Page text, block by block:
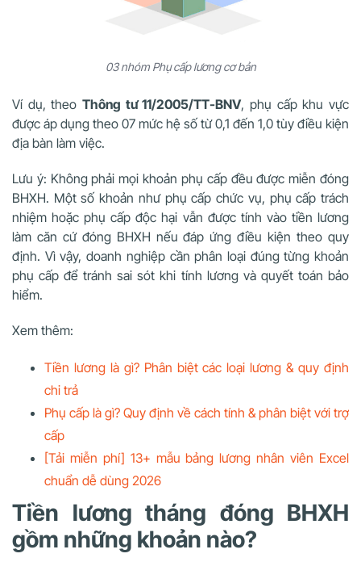
03 nhóm Phụ cấp lương cơ bản
Ví dụ, theo Thông tư 11/2005/TT-BNV, phụ cấp khu vực
được áp dụng theo 07 mức hệ số từ 0,1 đến 1,0 tùy điều kiện
địa bàn làm việc.
Lưu ý: Không phải mọi khoản phụ cấp đều được miễn đóng
BHXH. Một số khoản như phụ cấp chức vụ, phụ cấp trách
nhiệm hoặc phụ cấp độc hại vẫn được tính vào tiền lương
làm căn cứ đóng BHXH nếu đáp ứng điều kiện theo quy
định. Vì vậy, doanh nghiệp cần phân loại đúng từng khoản
phụ cấp để tránh sai sót khi tính lương và quyết toán bảo
hiểm.
Xem thêm:
Tiền lương là gì? Phân biệt các loại lương & quy định
chi trả
Phụ cấp là gì? Quy định về cách tính & phân biệt với trợ
cấp
[Tải miễn phí] 13+ mẫu bảng lương nhân viên Excel
chuẩn dễ dùng 2026
Tiền lương tháng đóng BHXH
gồm những khoản nào?